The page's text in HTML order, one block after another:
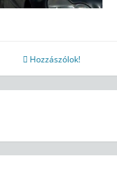
Hozzászólok!